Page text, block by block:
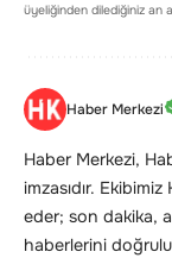
üyeliğinden dilediğiniz an
Haber Merkezi
Haber Merkezi,
imzasıdır.
eder; son dakika,
haberlerini